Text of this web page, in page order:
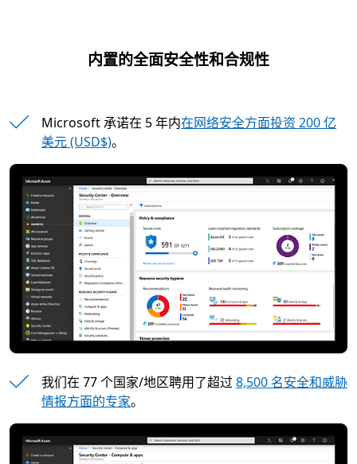
内置的全面安全性和合规性
Microsoft 承诺在 5 年内在网络安全方面投资 200 亿
美元 (USD$)。
我们在 77 个国家/地区聘用了超过8,500 名安全和威胁
情报方面的专家。